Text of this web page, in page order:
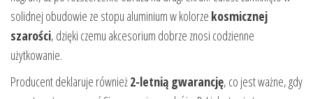
solidnej obudowie ze stopu aluminium w kolorze kosmicznej
szarości, dzięki czemu akcesorium dobrze znosi codzienne
użytkowanie.
Producent deklaruje również2-letnią gwarancję, co jest ważne, gdy